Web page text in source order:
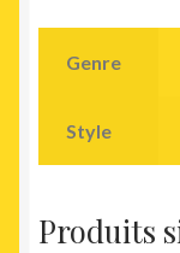
Genre
Style
Produits